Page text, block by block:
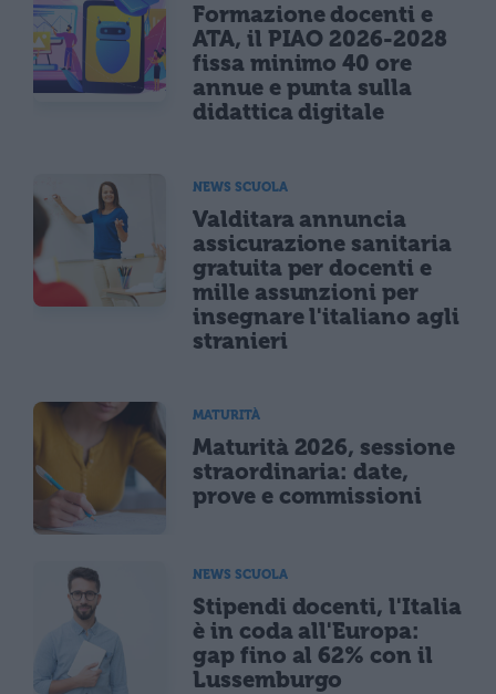
Formazione docenti e
ATA, il PIAO 2026-2028
fissa minimo 40 ore
annue e punta sulla
didattica digitale
NEWS SCUOLA
Valditara annuncia
assicurazione sanitaria
gratuita per docenti e
mille assunzioni per
insegnare l'italiano agli
stranieri
MATURITÀ
Maturità 2026, sessione
straordinaria: date,
prove e commissioni
NEWS SCUOLA
Stipendi docenti, l'Italia
è in coda all'Europa:
gap fino al 62% con il
Lussemburgo